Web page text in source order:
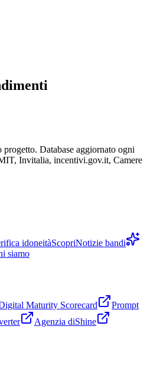
Database aggiornato ogni
Invitalia, incentivi.gov.it, Camere
idoneitàScopriNotizie bandi
siamo
Maturity Scorecard
Prompt
Agenzia diShine